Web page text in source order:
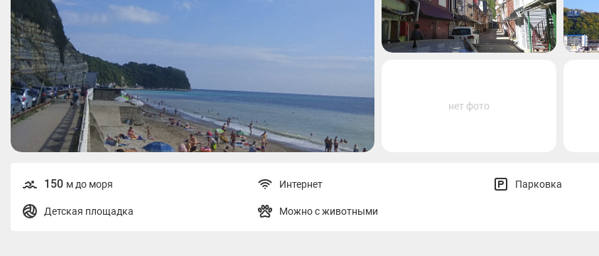
нет фото
150 м до моря Интернет Парковка
Детская площадка Можно с животными